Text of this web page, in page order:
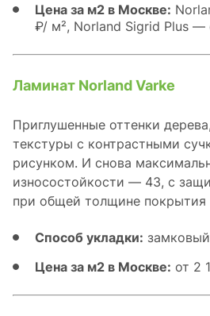
Цена за м2 в Москве:
₽/ м², Norland Sigrid Plus —
Ламинат Norland Varke
Приглушенные оттенки
текстуры с контрастными
рисунком. И снова
износостойкости — 43, с
при общей толщине
Способ укладки:
Цена за м2 в Москве: от 2